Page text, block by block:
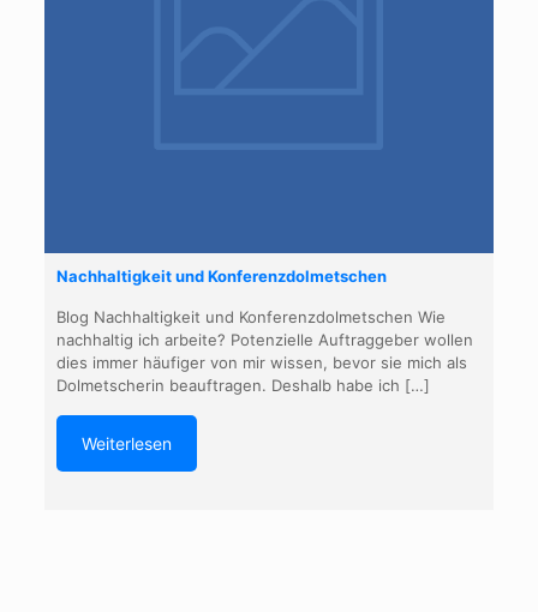
Nachhaltigkeit und Konferenzdolmetschen
Blog Nachhaltigkeit und Konferenzdolmetschen Wie
nachhaltig ich arbeite? Potenzielle Auftraggeber wollen
dies immer häufiger von mir wissen, bevor sie mich als
Dolmetscherin beauftragen. Deshalb habe ich […]
Weiterlesen